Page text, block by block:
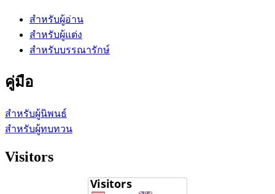
สำหรับผู้อ่าน
สำหรับผู้แต่ง
สำหรับบรรณารักษ์
คู่มือ
สำหรับผู้นิพนธ์
สำหรับผู้ทบทวน
Visitors